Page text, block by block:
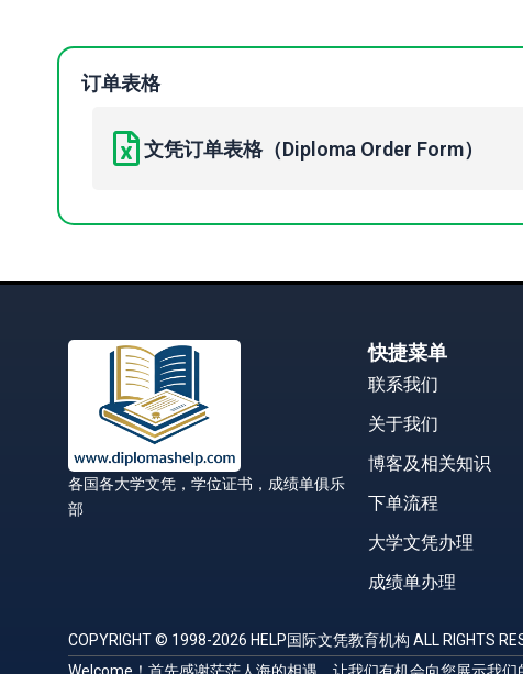
订单表格
文凭订单表格（Diploma Order Form）
各国各大学文凭，学位证书，成绩单俱乐
部
快捷菜单
联系我们
关于我们
博客及相关知识
下单流程
大学文凭办理
成绩单办理
COPYRIGHT © 1998-2026 HELP国际文凭教育机构 ALL RIGHTS
Welcome！首先感谢茫茫人海的相遇，让我们有机会向您展示我